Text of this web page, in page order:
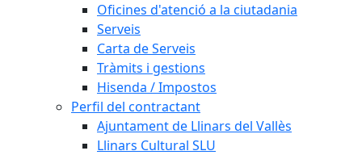
Oficines d'atenció a la ciutadania
Serveis
Carta de Serveis
Tràmits i gestions
Hisenda / Impostos
Perfil del contractant
Ajuntament de Llinars del Vallès
Llinars Cultural SLU